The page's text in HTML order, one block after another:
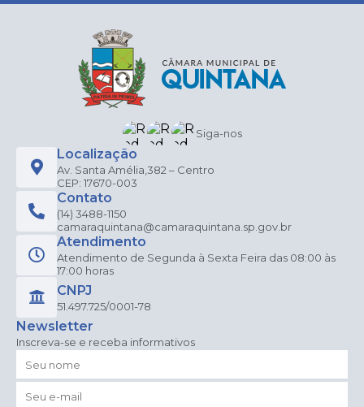
Siga-nos
Localização
Av. Santa Amélia,382 – Centro
CEP: 17670-003
Contato
(14) 3488-1150
camaraquintana@camaraquintana.sp.gov.br
Atendimento
Atendimento de Segunda à Sexta Feira das 08:00 às
17:00 horas
CNPJ
51.497.725/0001-78
Newsletter
Inscreva-se e receba informativos